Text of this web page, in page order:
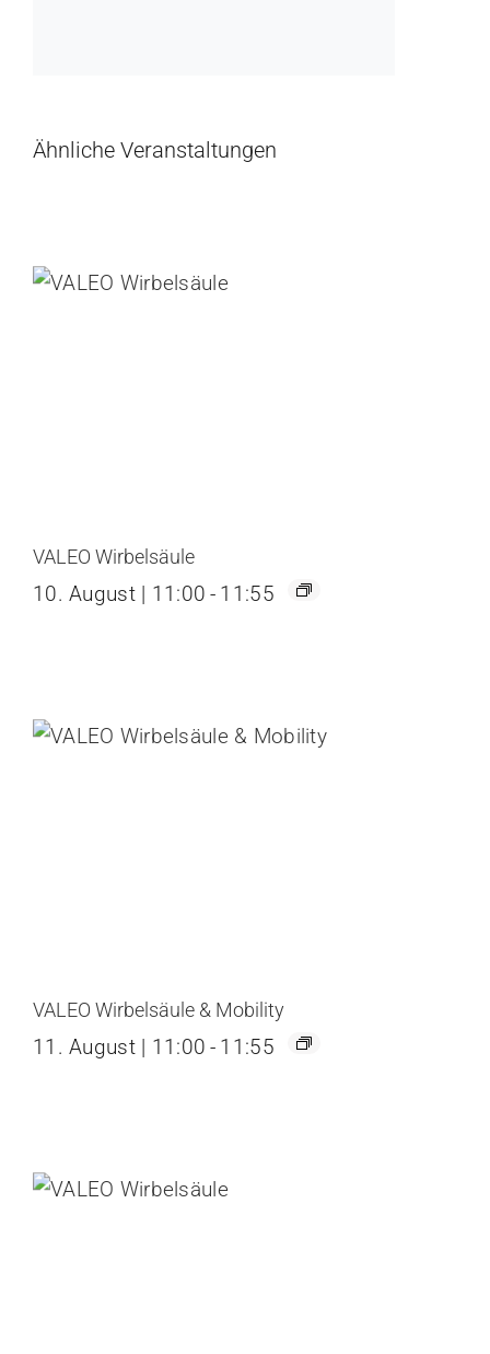
Ähnliche Veranstaltungen
VALEO Wirbelsäule
10. August | 11:00 - 11:55
VALEO Wirbelsäule & Mobility
11. August | 11:00 - 11:55